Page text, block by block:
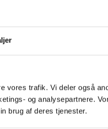
vores trafik. Vi deler også
og analysepartnere.
brug af deres tjenester.